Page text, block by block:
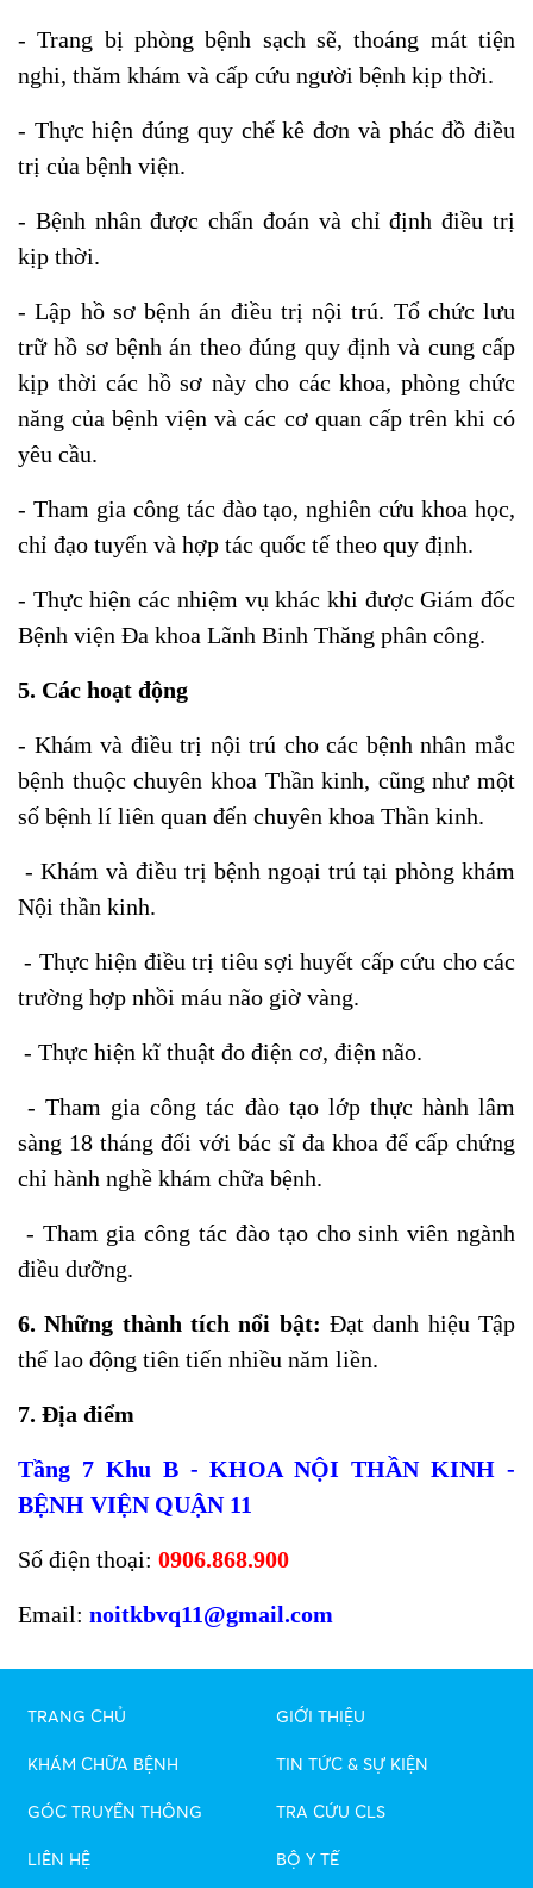
- Trang bị phòng bệnh sạch sẽ, thoáng mát tiện
nghi, thăm khám và cấp cứu người bệnh kịp thời.
- Thực hiện đúng quy chế kê đơn và phác đồ điều
trị của bệnh viện.
- Bệnh nhân được chẩn đoán và chỉ định điều trị
kịp thời.
- Lập hồ sơ bệnh án điều trị nội trú. Tổ chức lưu
trữ hồ sơ bệnh án theo đúng quy định và cung cấp
kịp thời các hồ sơ này cho các khoa, phòng chức
năng của bệnh viện và các cơ quan cấp trên khi có
yêu cầu.
- Tham gia công tác đào tạo, nghiên cứu khoa học,
chỉ đạo tuyến và hợp tác quốc tế theo quy định.
- Thực hiện các nhiệm vụ khác khi được Giám đốc
Bệnh viện Đa khoa Lãnh Binh Thăng phân công.
5. Các hoạt động
- Khám và điều trị nội trú cho các bệnh nhân mắc
bệnh thuộc chuyên khoa Thần kinh, cũng như một
số bệnh lí liên quan đến chuyên khoa Thần kinh.
- Khám và điều trị bệnh ngoại trú tại phòng khám
Nội thần kinh.
- Thực hiện điều trị tiêu sợi huyết cấp cứu cho các
trường hợp nhồi máu não giờ vàng.
- Thực hiện kĩ thuật đo điện cơ, điện não.
- Tham gia công tác đào tạo lớp thực hành lâm
sàng 18 tháng đối với bác sĩ đa khoa để cấp chứng
chỉ hành nghề khám chữa bệnh.
- Tham gia công tác đào tạo cho sinh viên ngành
điều dưỡng.
6. Những thành tích nổi bật: Đạt danh hiệu Tập
thể lao động tiên tiến nhiều năm liền.
7. Địa điểm
Tầng 7 Khu B - KHOA NỘI THẦN KINH -
BỆNH VIỆN QUẬN 11
Số điện thoại: 0906.868.900
Email: noitkbvq11@gmail.com
TRANG CHỦ GIỚI THIỆU
KHÁM CHỮA BỆNH TIN TỨC & SỰ KIỆN
GÓC TRUYỀN THÔNG TRA CỨU CLS
LIÊN HỆ BỘ Y TẾ